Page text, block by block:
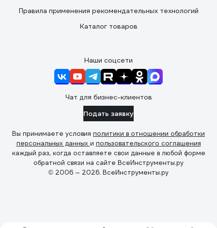
Правила применения рекомендательных технологий
Каталог товаров
Наши соцсети
Чат для бизнес-клиентов
Подать заявку
Вы принимаете условия политики в отношении обработки
персональных данных и пользовательского соглашения
каждый раз, когда оставляете свои данные в любой форме
обратной связи на сайте ВсеИнструменты.ру
© 2006 — 2026. ВсеИнструменты.ру